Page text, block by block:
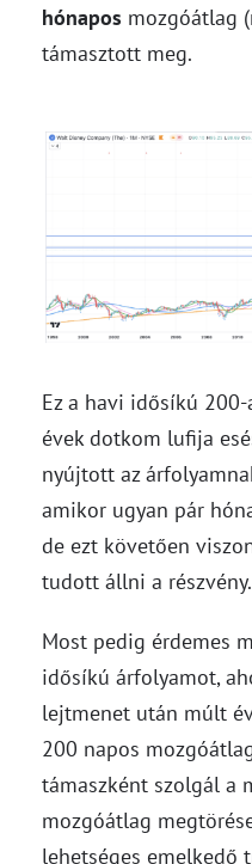
hónapos mozgóátlag
támasztott meg.
Ez a havi idősíkú
évek dotkom lufija
nyújtott az
amikor ugyan pár
de ezt követően
tudott állni a részvény.
Most pedig érdemes
idősíkú árfolyamot,
lejtmenet után múlt
200 napos
támaszként szolgál a
mozgóátlag
lehetséges emelkedő